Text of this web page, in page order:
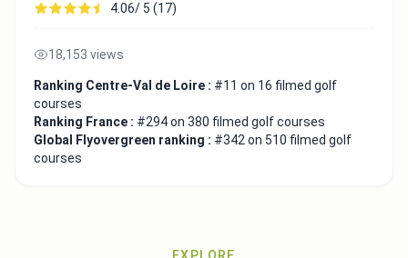
4.06/ 5 (17)
18,153 views
Ranking Centre-Val de Loire : #11 on 16 filmed golf
courses
Ranking France : #294 on 380 filmed golf courses
Global Flyovergreen ranking : #342 on 510 filmed golf
courses